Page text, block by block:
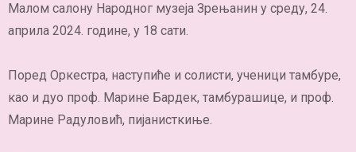
Малом салону Народног музеја Зрењанин у среду, 24.
априла 2024. године, у 18 сати.
Поред Оркестра, наступиће и солисти, ученици тамбуре,
као и дуо проф. Марине Бардек, тамбурашице, и проф.
Марине Радуловић, пијанисткиње.